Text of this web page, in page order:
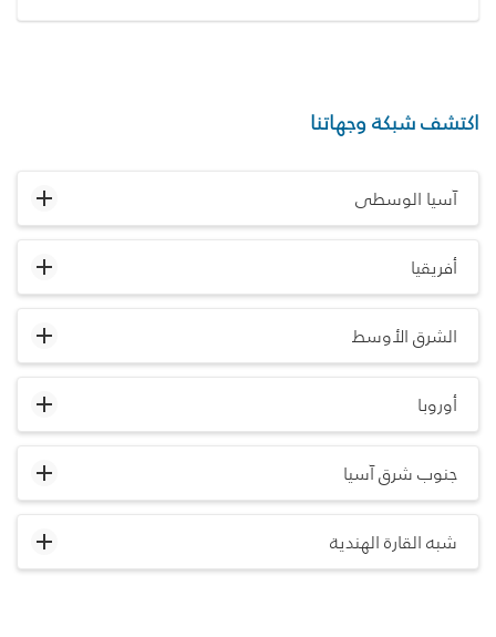
اكتشف شبكة وجهاتنا
آسيا الوسطى
أفريقيا
الشرق الأوسط
أوروبا
جنوب شرق آسيا
شبه القارة الهندية